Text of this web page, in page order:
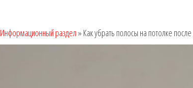
Информационный раздел » Как убрать полосы на потолке